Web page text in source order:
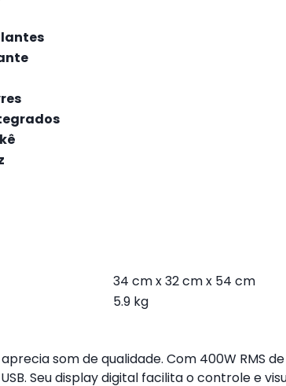
34 cm x 32 cm x 54 cm
5.9 kg
som de qualidade. Com 400W RMS
Seu display digital facilita o controle e